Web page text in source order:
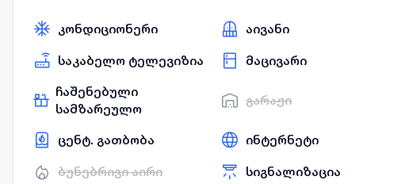
კონდიციონერი აივანი
საკაბელო ტელევიზია მაცივარი
ჩაშენებული
სამზარეულო
გარაჟი
ცენტ. გათბობა ინტერნეტი
ბუნებრივი აირი სიგნალიზაცია